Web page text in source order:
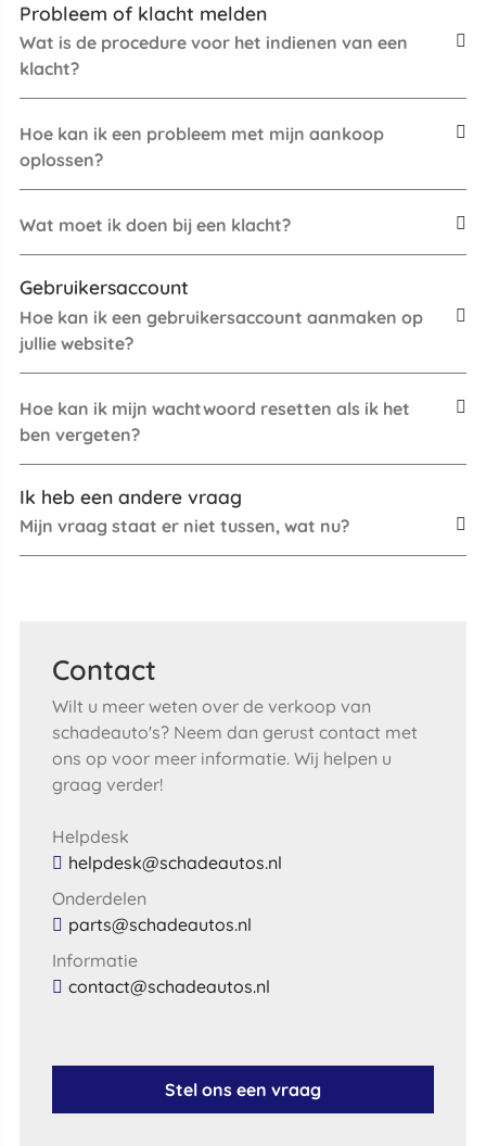
Probleem of klacht melden
Wat is de procedure voor het indienen van een
klacht?
Hoe kan ik een probleem met mijn aankoop
oplossen?
Wat moet ik doen bij een klacht?
Gebruikersaccount
Hoe kan ik een gebruikersaccount aanmaken op
jullie website?
Hoe kan ik mijn wachtwoord resetten als ik het
ben vergeten?
Ik heb een andere vraag
Mijn vraag staat er niet tussen, wat nu?
Contact
Wilt u meer weten over de verkoop van
schadeauto's? Neem dan gerust contact met
ons op voor meer informatie. Wij helpen u
graag verder!
Helpdesk
helpdesk@schadeautos.nl
Onderdelen
parts@schadeautos.nl
Informatie
contact@schadeautos.nl
Stel ons een vraag